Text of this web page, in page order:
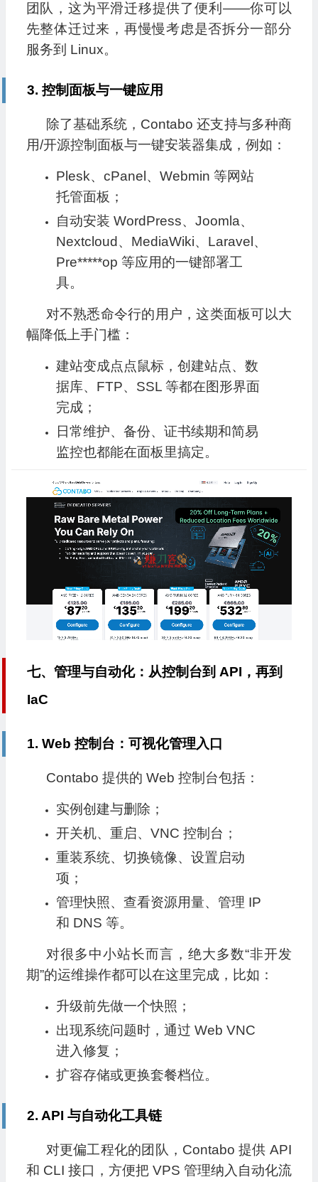
团队，这为平滑迁移提供了便利——你可以
先整体迁过来，再慢慢考虑是否拆分一部分
服务到 Linux。
3. 控制面板与一键应用
除了基础系统，Contabo 还支持与多种商
用/开源控制面板与一键安装器集成，例如：
Plesk、cPanel、Webmin 等网站
托管面板；
自动安装 WordPress、Joomla、
Nextcloud、MediaWiki、Laravel、
Pre*****op 等应用的一键部署工
具。
对不熟悉命令行的用户，这类面板可以大
幅降低上手门槛：
建站变成点点鼠标，创建站点、数
据库、FTP、SSL 等都在图形界面
完成；
日常维护、备份、证书续期和简易
监控也都能在面板里搞定。
七、管理与自动化：从控制台到 API，再到
IaC
1. Web 控制台：可视化管理入口
Contabo 提供的 Web 控制台包括：
实例创建与删除；
开关机、重启、VNC 控制台；
重装系统、切换镜像、设置启动
项；
管理快照、查看资源用量、管理 IP
和 DNS 等。
对很多中小站长而言，绝大多数“非开发
期”的运维操作都可以在这里完成，比如：
升级前先做一个快照；
出现系统问题时，通过 Web VNC
进入修复；
扩容存储或更换套餐档位。
2. API 与自动化工具链
对更偏工程化的团队，Contabo 提供 API
和 CLI 接口，方便把 VPS 管理纳入自动化流